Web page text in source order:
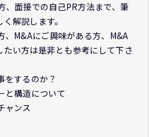
、面接での自己PR方法まで、筆
解説します。
、M&Aにご興味がある方、M&A
い方は是非とも参考にして下さ
をするのか？
と構造について
ャンス